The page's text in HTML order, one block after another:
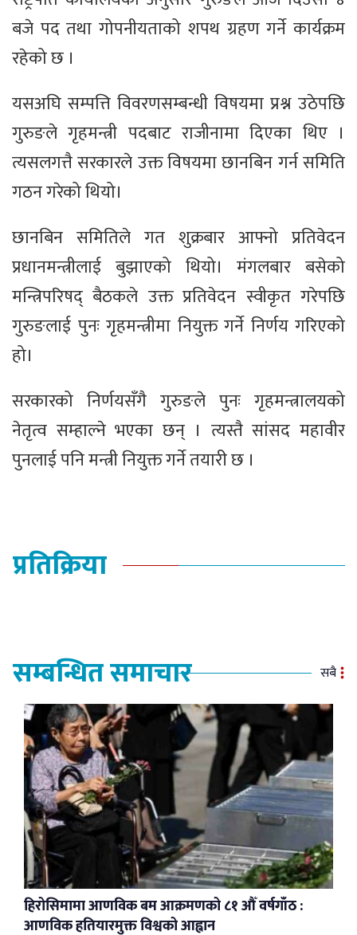
बजे पद तथा गोपनीयताको शपथ ग्रहण गर्ने कार्यक्रम
रहेको छ ।
यसअघि सम्पत्ति विवरणसम्बन्धी विषयमा प्रश्न उठेपछि
गुरुङले गृहमन्त्री पदबाट राजीनामा दिएका थिए ।
त्यसलगत्तै सरकारले उक्त विषयमा छानबिन गर्न समिति
गठन गरेको थियो।
छानबिन समितिले गत शुक्रबार आफ्नो प्रतिवेदन
प्रधानमन्त्रीलाई बुझाएको थियो। मंगलबार बसेको
मन्त्रिपरिषद् बैठकले उक्त प्रतिवेदन स्वीकृत गरेपछि
गुरुङलाई पुनः गृहमन्त्रीमा नियुक्त गर्ने निर्णय गरिएको
हो।
सरकारको निर्णयसँगै गुरुङले पुनः गृहमन्त्रालयको
नेतृत्व सम्हाल्ने भएका छन् । त्यस्तै सांसद महावीर
पुनलाई पनि मन्त्री नियुक्त गर्ने तयारी छ ।
प्रतिक्रिया
सम्बन्धित समाचार सबै
हिरोसिमामा आणविक बम आक्रमणको ८१ औँ वर्षगाँठ :
आणविक हतियारमुक्त विश्वको आह्वान